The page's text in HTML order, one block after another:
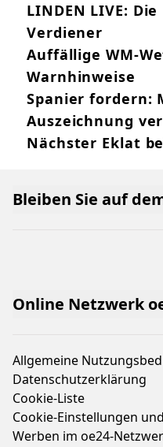
LINDEN LIVE:
Verdiener
Auffällige WM-
Warnhinweise
Spanier fordern:
Auszeichnung
Nächster Eklat
Online Netzwerk
Allgemeine
Datenschutzerklärung
Cookie-Liste
Cookie-Einstellungen
Werben im oe24-
Bleiben Sie auf